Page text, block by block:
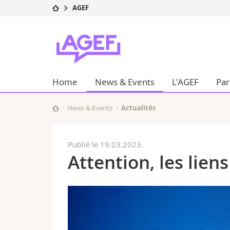
Université
Etudes
Campus
Université
Formation continue
Lettres et
Sciences
AGEF
AGEF
Home News & Events L'AGEF
News & Events Actualités
Publié le 19.03.2023
Attention, les